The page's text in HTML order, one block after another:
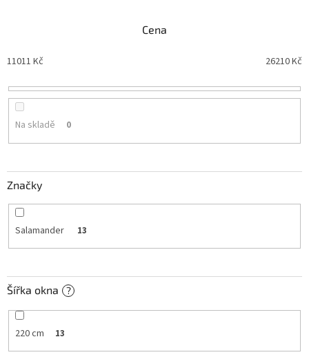
p
o
ů
Cena
11011 Kč 26210Kč
Na skladě 0
Značky
Salamander 13
Šířka okna ?
220 cm 13